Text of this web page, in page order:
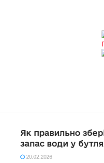
Як правильно
запас води у
20.02.2026